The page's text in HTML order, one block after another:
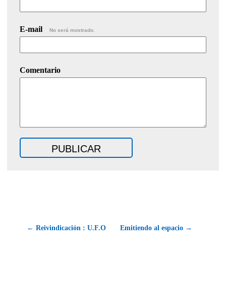
E-mail No será mostrado.
Comentario
← Reivindicación : U.F.O Emitiendo al espacio →